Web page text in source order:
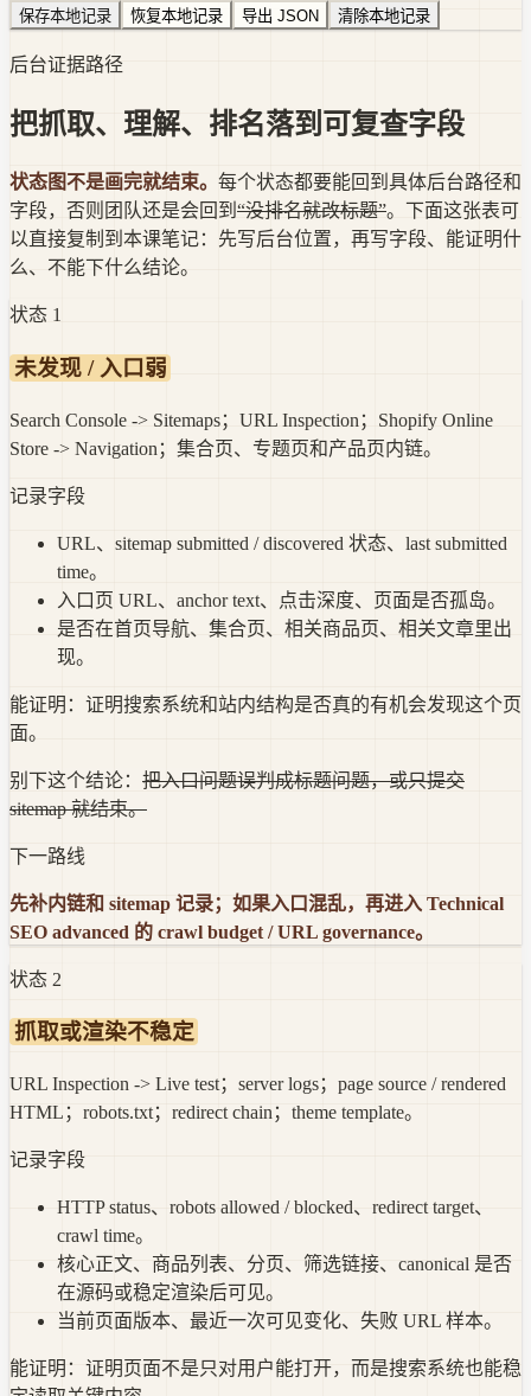
保存本地记录 恢复本地记录 导出 JSON 清除本地记录
后台证据路径
把抓取、理解、排名落到可复查字段
状态图不是画完就结束。 每个状态都要能回到 具体后台路径和
字段，否则团队还是会回到 “没排名就改标题”。下面这张表可
以直接复制到本课笔记：先写后台位置，再写字段、能证明什
么、不能下什么结论。
状态 1
未发现 / 入口弱
Search Console -> Sitemaps；URL Inspection；Shopify Online
Store -> Navigation；集合页、专题页和产品页内链。
记录字段
URL、sitemap submitted / discovered 状态、last submitted
time。
入口页 URL、anchor text、点击深度、页面是否孤岛。
是否在首页导航、集合页、相关商品页、相关文章里出
现。
能证明： 证明搜索系统和站内结构是否真的有机会发现这个页
面。
别下这个结论： 把入口问题误判成标题问题，或只提交
sitemap 就结束。
下一路线
先补内链和 sitemap 记录；如果入口混乱，再进入 Technical
SEO advanced 的 crawl budget / URL governance。
状态 2
抓取或渲染不稳定
URL Inspection -> Live test；server logs；page source / rendered
HTML；robots.txt；redirect chain；theme template。
记录字段
HTTP status、robots allowed / blocked、redirect target、
crawl time。
核心正文、商品列表、分页、筛选链接、canonical 是否
在源码或稳定渲染后可见。
当前页面版本、最近一次可见变化、失败 URL 样本。
能证明： 证明页面不是只对用户能打开，而是搜索系统也能稳